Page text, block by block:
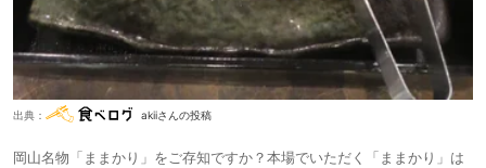
出典： akiiさんの投稿
岡山名物「ままかり」をご存知ですか？本場でいただく「ままかり」は